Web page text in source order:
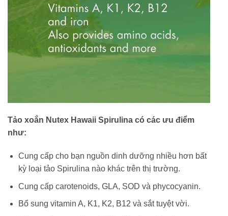
Tảo xoắn Nutex Hawaii Spirulina có các ưu điểm
như:
Cung cấp cho bạn nguồn dinh dưỡng nhiều hơn bất
kỳ loại tảo Spirulina nào khác trên thị trường.
Cung cấp carotenoids, GLA, SOD và phycocyanin.
Bổ sung vitamin A, K1, K2, B12 và sắt tuyệt vời.